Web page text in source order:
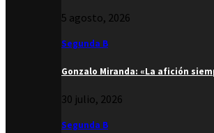
5 agosto, 2026
Segunda B
Gonzalo Miranda: «La afición
30 julio, 2026
Segunda B